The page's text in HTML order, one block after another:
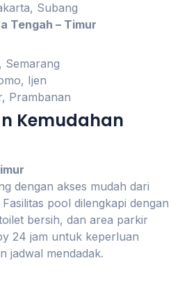
Subang
Tengah – Timur
Semarang
Ijen
Prambanan
Kemudahan
dengan akses mudah dari
pool dilengkapi dengan
bersih, dan area parkir
24 jam untuk keperluan
jadwal mendadak.